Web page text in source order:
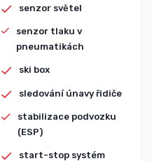
senzor světel
senzor tlaku v
pneumatikách
ski box
sledování únavy řidiče
stabilizace podvozku
(ESP)
start-stop systém